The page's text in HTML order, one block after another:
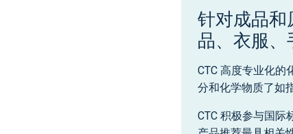
针对成品和
品、衣服、
CTC 高度专业化的
分和化学物质了如
CTC 积极参与国际